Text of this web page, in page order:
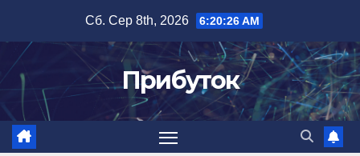
вмісту
Сб. Сер 8th, 2026 6:20:26 AM
Прибуток